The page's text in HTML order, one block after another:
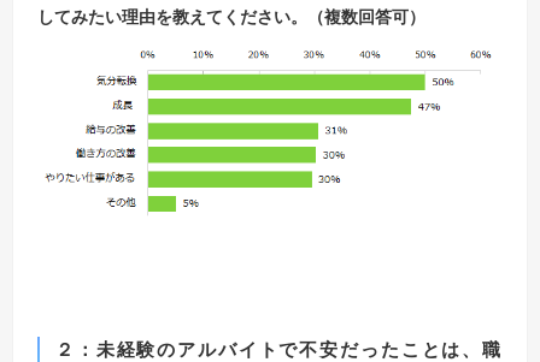
してみたい理由を教えてください。（複数回答可）
２：未経験のアルバイトで不安だったことは、職